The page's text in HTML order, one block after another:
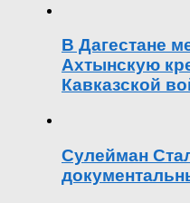
В Дагестане
Ахтынскую
Кавказской
Сулейман